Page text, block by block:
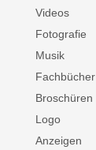
Videos
Fotografie
Musik
Fachbücher
Broschüren
Logo
Anzeigen